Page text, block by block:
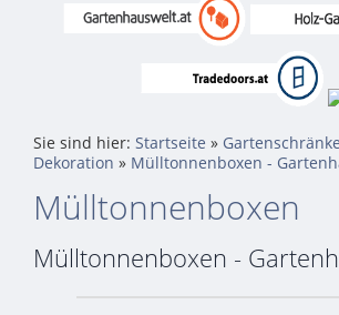
Sie sind hier: Startseite »
Dekoration » Mülltonnenboxen -
Mülltonnenboxen
Mülltonnenboxen -